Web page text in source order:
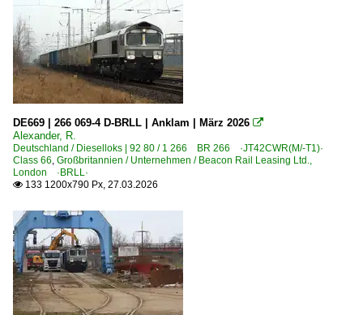
3 650 ·LHB 530 C·
Dieseltriebzüge | 95 80
0 642 BR 642 ·Desiro·
DB VT 98 · BR 796/996 · BR 798/998 Uerdinger
E-Loks | Drehstrom | 91 80
6 146 BR 146 ·Traxx AC1/2·
6 152 BR 152 ·ES 64 F·
6 185 BR 185 ·Traxx AC1/2·
6 185 BR 185 ·Traxx AC1/2· Lokportaits
DE669 | 266 069-4 D-BRLL | Anklam | März 2026 
Alexander, R.
Deutschland / Dieselloks | 92 80 / 1 266 BR 266 ·JT42CWR(M/-T1)·
Class 66, Großbritannien / Unternehmen / Beacon Rail Leasing Ltd.,
London ·BRLL·
 133 1200x790 Px, 27.03.2026